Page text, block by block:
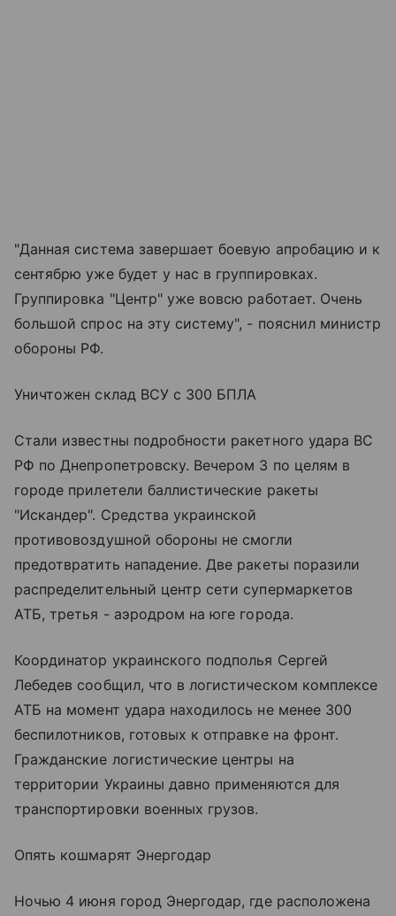
"Данная система завершает боевую апробацию и к
сентябрю уже будет у нас в группировках.
Группировка "Центр" уже вовсю работает. Очень
большой спрос на эту систему", - пояснил министр
обороны РФ.
Уничтожен склад ВСУ с 300 БПЛА
Стали известны подробности ракетного удара ВС
РФ по Днепропетровску. Вечером 3 по целям в
городе прилетели баллистические ракеты
"Искандер". Средства украинской
противовоздушной обороны не смогли
предотвратить нападение. Две ракеты поразили
распределительный центр сети супермаркетов
АТБ, третья - аэродром на юге города.
Координатор украинского подполья Сергей
Лебедев сообщил, что в логистическом комплексе
АТБ на момент удара находилось не менее 300
беспилотников, готовых к отправке на фронт.
Гражданские логистические центры на
территории Украины давно применяются для
транспортировки военных грузов.
Опять кошмарят Энергодар
Ночью 4 июня город Энергодар, где расположена